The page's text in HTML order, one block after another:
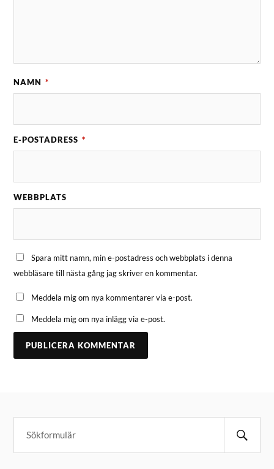
NAMN *
E-POSTADRESS *
WEBBPLATS
Spara mitt namn, min e-postadress och webbplats i denna
webbläsare till nästa gång jag skriver en kommentar.
Meddela mig om nya kommentarer via e-post.
Meddela mig om nya inlägg via e-post.